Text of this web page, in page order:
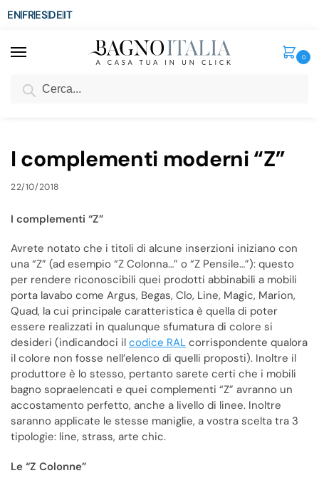
ENFRESDEIT
0
SCONTO del 3%
I complementi moderni “Z”
22/10/2018
I complementi “Z”
Avrete notato che i titoli di alcune inserzioni iniziano con
una “Z” (ad esempio “Z Colonna…” o “Z Pensile…”): questo
per rendere riconoscibili quei prodotti abbinabili a mobili
porta lavabo come Argus, Begas, Clo, Line, Magic, Marion,
Quad, la cui principale caratteristica è quella di poter
essere realizzati in qualunque sfumatura di colore si
desideri (indicandoci il codice RAL corrispondente qualora
il colore non fosse nell’elenco di quelli proposti). Inoltre il
produttore è lo stesso, pertanto sarete certi che i mobili
bagno sopraelencati e quei complementi “Z” avranno un
accostamento perfetto, anche a livello di linee. Inoltre
saranno applicate le stesse maniglie, a vostra scelta tra 3
tipologie: line, strass, arte chic.
Le “Z Colonne”